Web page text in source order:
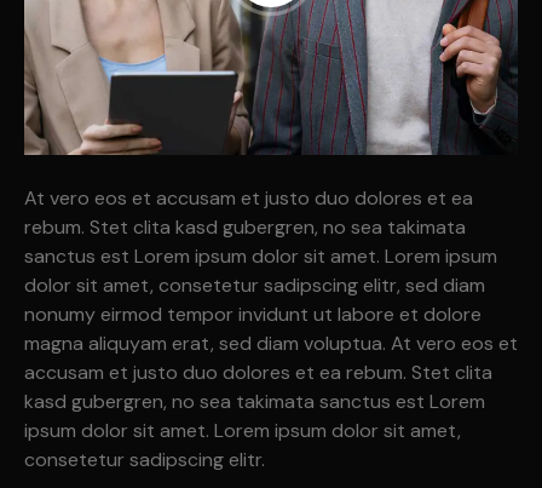
At vero eos et accusam et justo duo dolores et ea
rebum. Stet clita kasd gubergren, no sea takimata
sanctus est Lorem ipsum dolor sit amet. Lorem ipsum
dolor sit amet, consetetur sadipscing elitr, sed diam
nonumy eirmod tempor invidunt ut labore et dolore
magna aliquyam erat, sed diam voluptua. At vero eos et
accusam et justo duo dolores et ea rebum. Stet clita
kasd gubergren, no sea takimata sanctus est Lorem
ipsum dolor sit amet. Lorem ipsum dolor sit amet,
consetetur sadipscing elitr.